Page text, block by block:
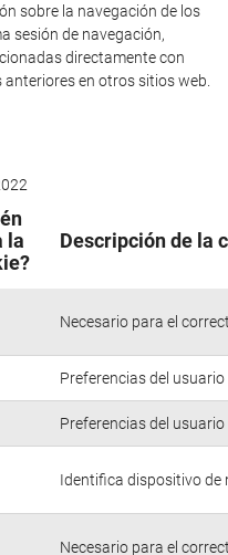
sobre la navegación de los
sesión de navegación,
directamente con
en otros sitios web.
la
Descripción de la
Necesario para el
Preferencias del
Preferencias del
Identifica dispositivo de
Necesario para el